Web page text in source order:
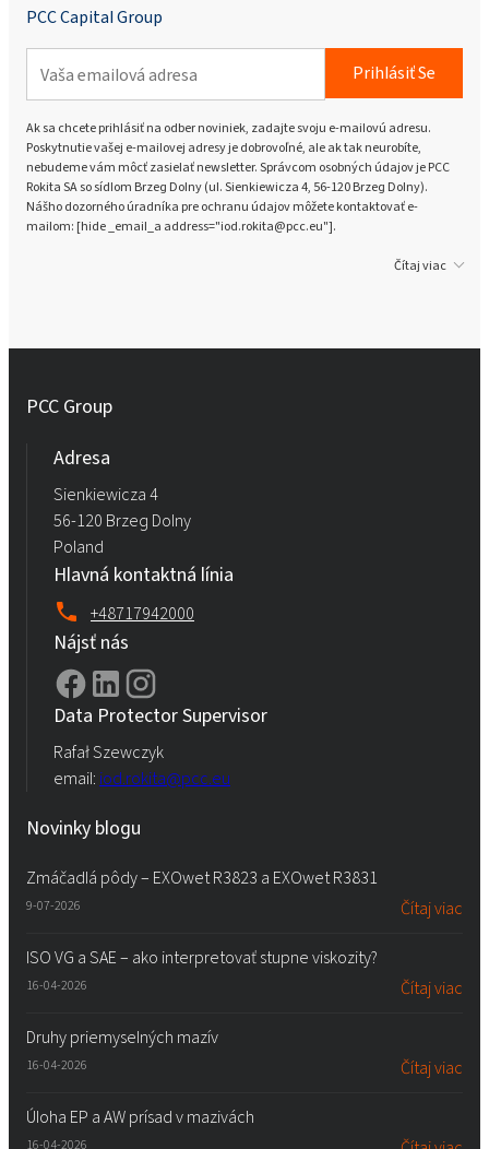
PCC Capital Group
Prihlásiť Se
Ak sa chcete prihlásiť na odber noviniek, zadajte svoju e-mailovú adresu.
Poskytnutie vašej e-mailovej adresy je dobrovoľné, ale ak tak neurobíte,
nebudeme vám môcť zasielať newsletter. Správcom osobných údajov je PCC
Rokita SA so sídlom Brzeg Dolny (ul. Sienkiewicza 4, 56-120 Brzeg Dolny).
Nášho dozorného úradníka pre ochranu údajov môžete kontaktovať e-
mailom: [hide _email_a address="iod.rokita@pcc.eu"].
Čítaj viac
PCC Group
Adresa
Sienkiewicza 4
56-120 Brzeg Dolny
Poland
Hlavná kontaktná línia
+48717942000
Nájsť nás
Data Protector Supervisor
Rafał Szewczyk
email: iod.rokita@pcc.eu
Novinky blogu
Zmáčadlá pôdy – EXOwet R3823 a EXOwet R3831
9-07-2026 Čítaj viac
ISO VG a SAE – ako interpretovať stupne viskozity?
16-04-2026 Čítaj viac
Druhy priemyselných mazív
16-04-2026 Čítaj viac
Úloha EP a AW prísad v mazivách
16-04-2026